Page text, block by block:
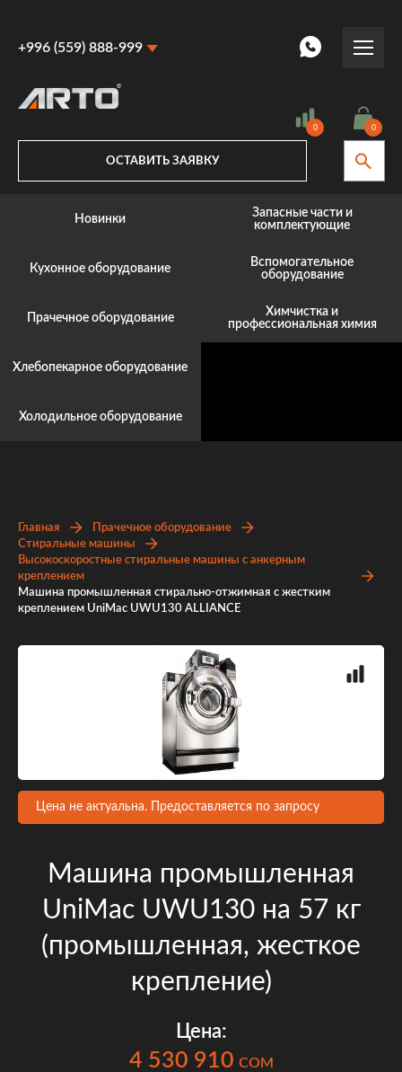
+996 (559) 888-999
+996 (559) 888-999
0 0
ОСТАВИТЬ ЗАЯВКУ
Новинки
Кухонное оборудование
Прачечное оборудование
Хлебопекарное оборудование
Холодильное оборудование
Запасные части и
комплектующие
Вспомогательное
оборудование
Химчистка и
профессиональная химия
Главная
Прачечное оборудование
Стиральные машины
Высокоскоростные стиральные машины с анкерным
креплением
Машина промышленная стирально-отжимная с жестким
креплением UniMac UWU130 ALLIANCE
Цена не актуальна. Предоставляется по запросу
Машина промышленная
UniMac UWU130 на 57 кг
(промышленная, жесткое
крепление)
Цена:
4 530 910 COM